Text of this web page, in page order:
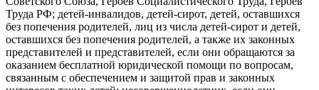
Труда РФ; детей-инвалидов, детей-сирот, детей, оставшихся
без попечения родителей, лиц из числа детей-сирот и детей,
оставшихся без попечения родителей, а также их законных
представителей и представителей, если они обращаются за
оказанием бесплатной юридической помощи по вопросам,
связанным с обеспечением и защитой прав и законных